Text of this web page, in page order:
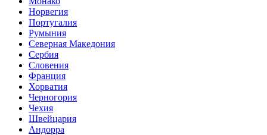
Норвегия
Португалия
Румыния
Северная Македония
Сербия
Словения
Франция
Хорватия
Черногория
Чехия
Швейцария
Андорра